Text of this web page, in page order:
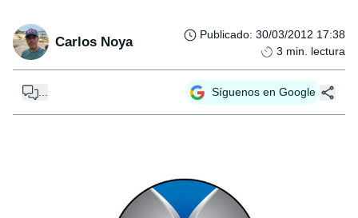
Carlos Noya Publicado: 30/03/2012 17:38
3 min. lectura
Síguenos en Google